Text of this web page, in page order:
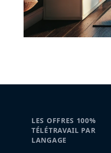
LES OFFRES 100%
TÉLÉTRAVAIL PAR
LANGAGE